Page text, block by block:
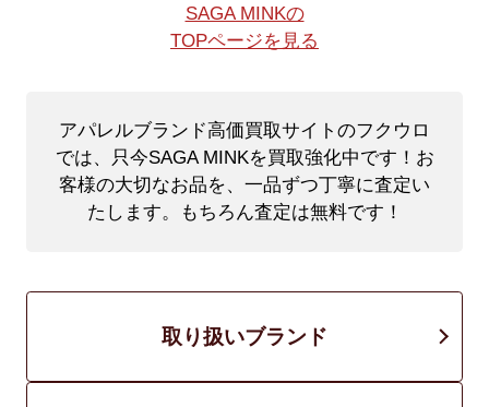
SAGA MINKの
TOPページを見る
アパレルブランド高価買取サイトのフクウロ
では、只今SAGA MINKを買取強化中です！ お
客様の大切なお品を、一品ずつ丁寧に査定い
たします。もちろん査定は無料です！
取り扱いブランド